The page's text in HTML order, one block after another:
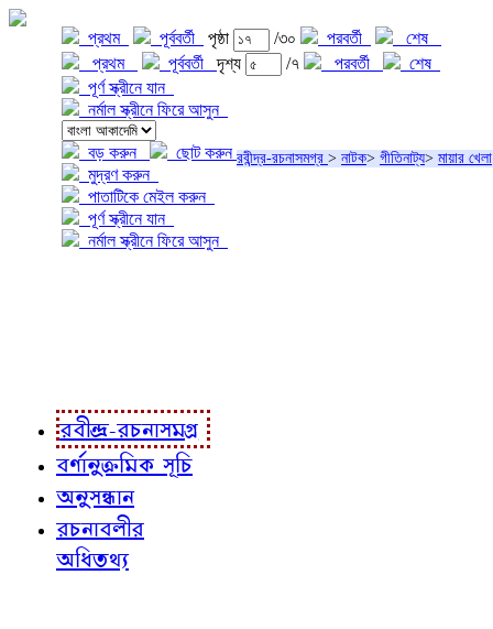
প্রথম পূর্ববর্তী পৃষ্ঠা /৩০ পরবর্তী
শেষ
প্রথম
পূর্ববর্তী দৃশ্য /৭ পরবর্তী
শেষ
পূর্ণ স্ক্রীনে যান
নর্মাল স্ক্রীনে ফিরে আসুন
বড় করুন
ছোট করুন
মুদ্রণ করুন
পাতাটিকে মেইল করুন
পূর্ণ স্ক্রীনে যান
নর্মাল স্ক্রীনে ফিরে আসুন
রবীন্দ্র-রচনাসমগ্র > নাটক> গীতিনাট্য> মায়ার খেলা
রবীন্দ্র-রচনাসমগ্র
বর্ণানুক্রমিক সূচি
অনুসন্ধান
রচনাবলীর
অধিতথ্য